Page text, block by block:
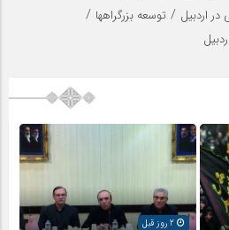
/ توسعه بزرگراهها /